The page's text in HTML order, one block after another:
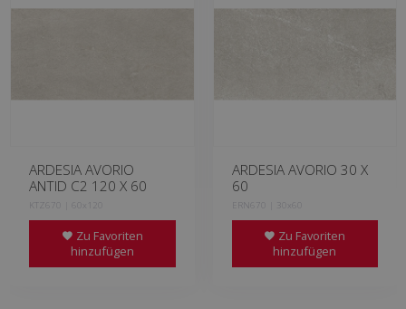
ARDESIA AVORIO
ANTID C2 120 X 60
KTZ670 | 60x120
Zu Favoriten
hinzufügen
ARDESIA AVORIO 30 X
60
ERN670 | 30x60
Zu Favoriten
hinzufügen